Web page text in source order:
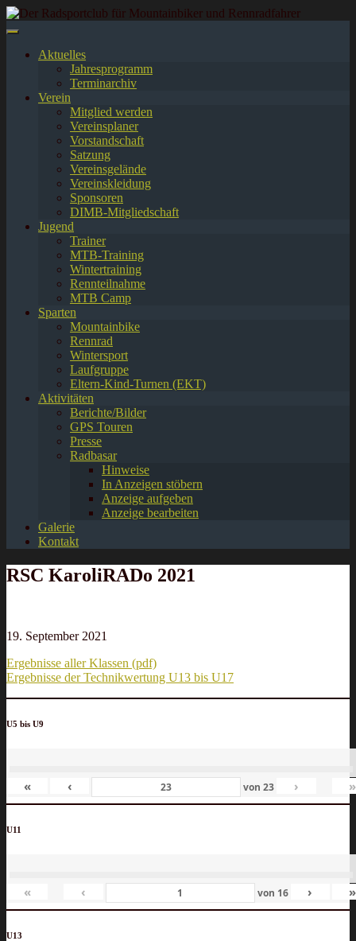
Springe
zum
Aktuelles
Jahresprogramm
Terminarchiv
Verein
Mitglied werden
Vereinsplaner
Vorstandschaft
Satzung
Vereinsgelände
Vereinskleidung
Sponsoren
DIMB-Mitgliedschaft
Jugend
Trainer
MTB-Training
Wintertraining
Rennteilnahme
MTB Camp
Sparten
Mountainbike
Rennrad
Wintersport
Laufgruppe
Eltern-Kind-Turnen (EKT)
Aktivitäten
Berichte/Bilder
GPS Touren
Presse
Radbasar
Hinweise
In Anzeigen stöbern
Anzeige aufgeben
Anzeige bearbeiten
Galerie
Kontakt
RSC KaroliRADo 2021
19. September 2021
Ergebnisse aller Klassen (pdf)
Ergebnisse der Technikwertung U13 bis U17
U5 bis U9
« ‹ von23 › »
U11
« ‹ von 16 › »
U13